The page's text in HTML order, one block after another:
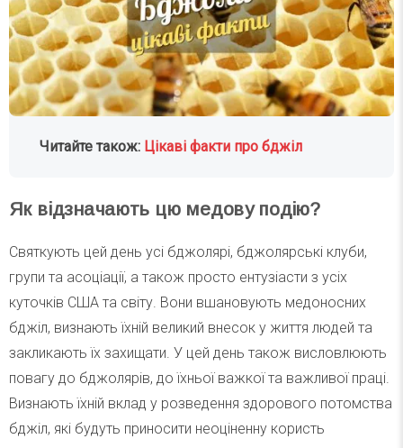
Читайте також: Цікаві факти про бджіл
Як відзначають цю медову подію?
Святкують цей день усі бджолярі, бджолярські клуби,
групи та асоціації, а також просто ентузіасти з усіх
куточків США та світу. Вони вшановують медоносних
бджіл, визнають їхній великий внесок у життя людей та
закликають їх захищати. У цей день також висловлюють
повагу до бджолярів, до їхньої важкої та важливої праці.
Визнають їхній вклад у розведення здорового потомства
бджіл, які будуть приносити неоціненну користь